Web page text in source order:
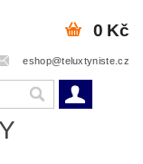
eshop@teluxtyniste.cz
0 Kč